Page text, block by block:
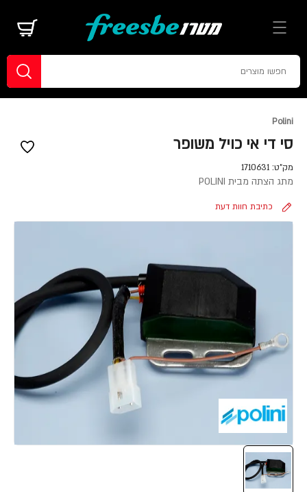
Polini
סי די אי כויל משופר
מק"ט: 1710631
מתג הצתה מבית POLINI
כתיבת חוות דעת